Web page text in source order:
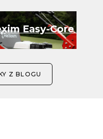
Easy-Core 4 a
Z BLOGU